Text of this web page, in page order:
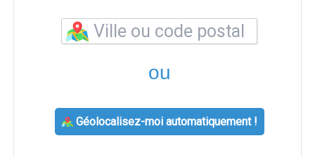
ou
Géolocalisez-moi automatiquement !